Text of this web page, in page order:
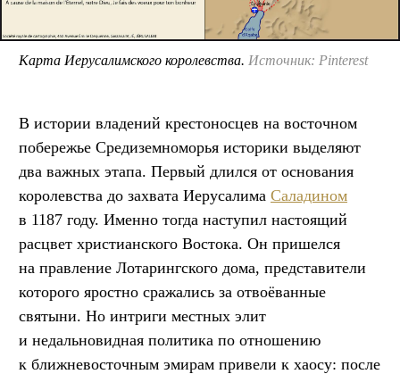
Карта Иерусалимского королевства. Источник: Pinterest
В истории владений крестоносцев на восточном
побережье Средиземноморья историки выделяют
два важных этапа. Первый длился от основания
королевства до захвата Иерусалима Саладином
в 1187 году. Именно тогда наступил настоящий
расцвет христианского Востока. Он пришелся
на правление Лотарингского дома, представители
которого яростно сражались за отвоёванные
святыни. Но интриги местных элит
и недальновидная политика по отношению
к ближневосточным эмирам привели к хаосу: после